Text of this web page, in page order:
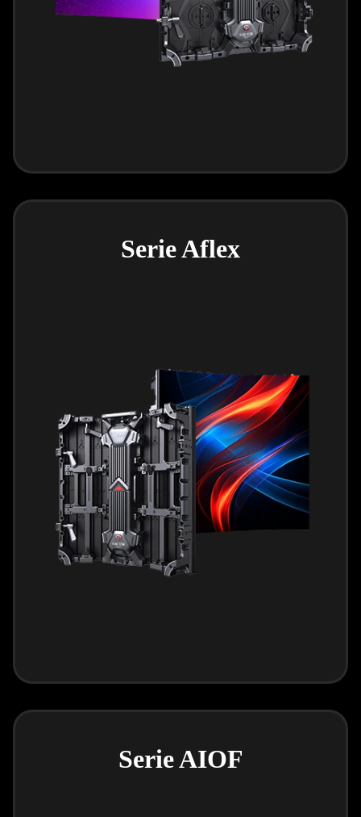
Serie Aflex
Serie AIOF